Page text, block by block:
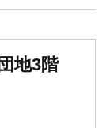
地3階